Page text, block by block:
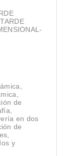
de
en dos
de
y